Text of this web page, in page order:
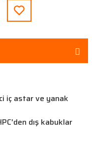
iç astar ve yanak
dış kabuklar